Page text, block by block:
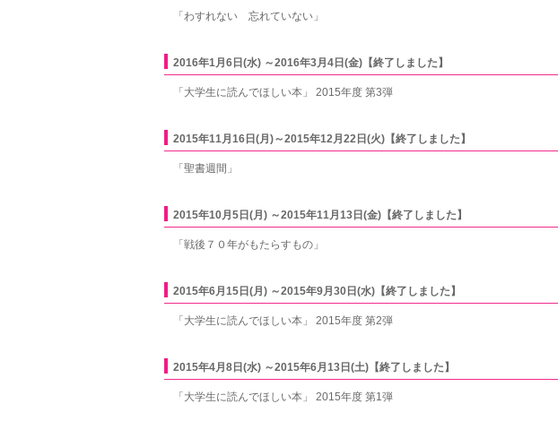
「わすれない 忘れていない」
2016年1月6日(水) ～2016年3月4日(金)【終了しました】
「大学生に読んでほしい本」 2015年度 第3弾
2015年11月16日(月)～2015年12月22日(火)【終了しました】
「聖書週間」
2015年10月5日(月) ～2015年11月13日(金)【終了しました】
「戦後７０年がもたらすもの」
2015年6月15日(月) ～2015年9月30日(水)【終了しました】
「大学生に読んでほしい本」 2015年度 第2弾
2015年4月8日(水) ～2015年6月13日(土)【終了しました】
「大学生に読んでほしい本」 2015年度 第1弾